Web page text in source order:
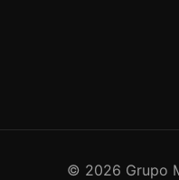
© 2026 Grupo